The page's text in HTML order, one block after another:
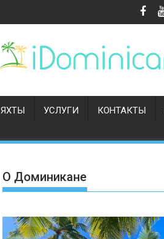
ЯХТЫ УСЛУГИ КОНТАКТЫ
О Доминикане